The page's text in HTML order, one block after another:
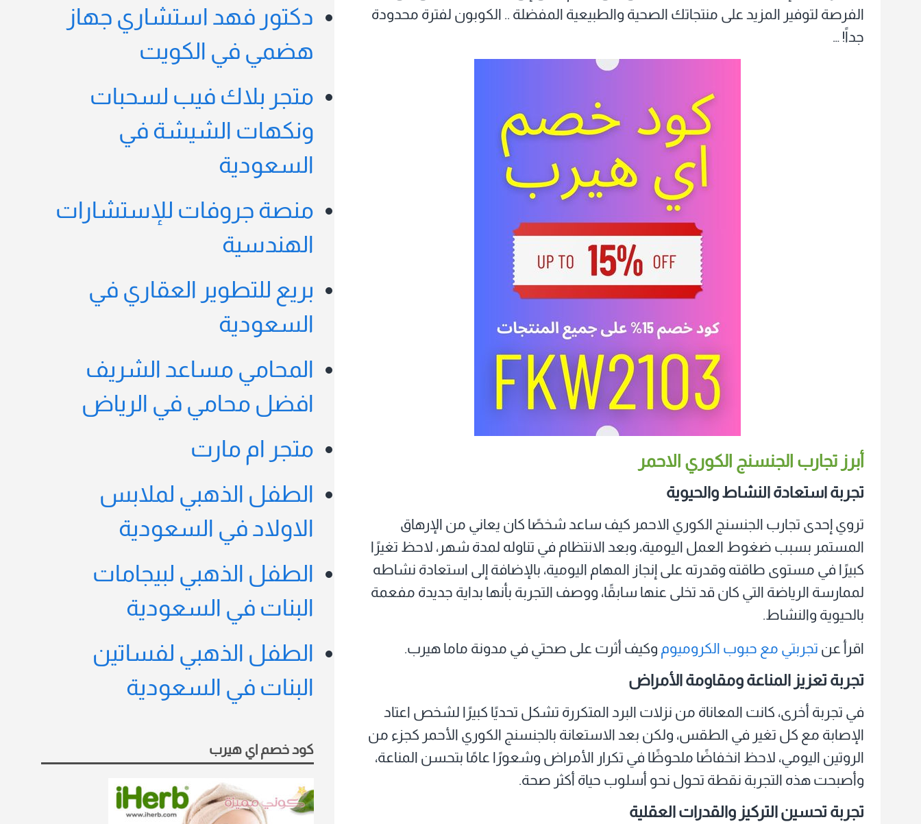
الفرصة لتوفير المزيد على منتجاتك الصحية والطبيعية المفضلة .. الكوبون لفترة محدودة
جداً! …
أبرز تجارب الجنسنج الكوري الاحمر
تجربة استعادة النشاط والحيوية
تروي إحدى تجارب الجنسنج الكوري الاحمر كيف ساعد شخصًا كان يعاني من الإرهاق
المستمر بسبب ضغوط العمل اليومية، وبعد الانتظام في تناوله لمدة شهر، لاحظ تغيرًا
كبيرًا في مستوى طاقته وقدرته على إنجاز المهام اليومية، بالإضافة إلى استعادة نشاطه
لممارسة الرياضة التي كان قد تخلى عنها سابقًا، ووصف التجربة بأنها بداية جديدة مفعمة
بالحيوية والنشاط.
اقرأ عن تجربتي مع حبوب الكروميوم وكيف أثرت على صحتي في مدونة ماما هيرب.
تجربة تعزيز المناعة ومقاومة الأمراض
في تجربة أخرى، كانت المعاناة من نزلات البرد المتكررة تشكل تحديًا كبيرًا لشخص اعتاد
الإصابة مع كل تغير في الطقس، ولكن بعد الاستعانة بالجنسنج الكوري الأحمر كجزء من
الروتين اليومي، لاحظ انخفاضًا ملحوظًا في تكرار الأمراض وشعورًا عامًا بتحسن المناعة،
وأصبحت هذه التجربة نقطة تحول نحو أسلوب حياة أكثر صحة.
تجربة تحسين التركيز والقدرات العقلية
دكتور فهد استشاري جهاز
هضمي في الكويت
متجر بلاك فيب لسحبات
ونكهات الشيشة في
السعودية
منصة جروفات للإستشارات
الهندسية
بريع للتطوير العقاري في
السعودية
المحامي مساعد الشريف
افضل محامي في الرياض
متجر ام مارت
الطفل الذهبي لملابس
الاولاد في السعودية
الطفل الذهبي لبيجامات
البنات في السعودية
الطفل الذهبي لفساتين
البنات في السعودية
كود خصم اي هيرب